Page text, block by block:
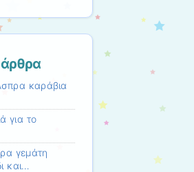
καράβια
για το
γεμάτη
και…